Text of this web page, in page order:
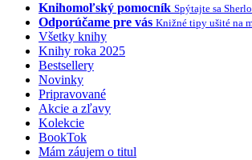
Knihomoľský pomocník Spýtajte sa
Odporúčame pre vás Knižné tipy ušité na
Všetky knihy
Knihy roka 2025
Bestsellery
Novinky
Pripravované
Akcie a zľavy
Kolekcie
BookTok
Mám záujem o titul